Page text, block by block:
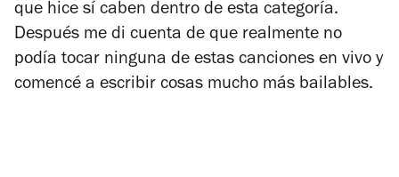
que hice sí caben dentro de esta categoría.
Después me di cuenta de que realmente no
podía tocar ninguna de estas canciones en vivo y
comencé a escribir cosas mucho más bailables.